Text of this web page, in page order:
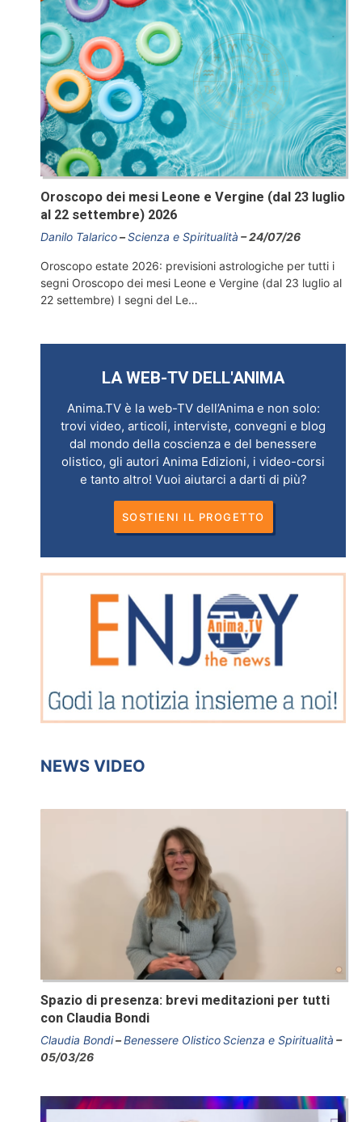
Oroscopo dei mesi Leone e Vergine (dal 23 luglio
al 22 settembre) 2026
Danilo Talarico Scienza e Spiritualità 24/07/26
Oroscopo estate 2026: previsioni astrologiche per tutti i
segni Oroscopo dei mesi Leone e Vergine (dal 23 luglio al
22 settembre) I segni del Le…
LA WEB-TV DELL'ANIMA
Anima.TV è la web-TV dell’Anima e non solo:
trovi video, articoli, interviste, convegni e blog
dal mondo della coscienza e del benessere
olistico, gli autori Anima Edizioni, i video-corsi
e tanto altro! Vuoi aiutarci a darti di più?
SOSTIENI IL PROGETTO
NEWS VIDEO
Spazio di presenza: brevi meditazioni per tutti
con Claudia Bondi
Claudia Bondi Benessere OlisticoScienza e Spiritualità
05/03/26